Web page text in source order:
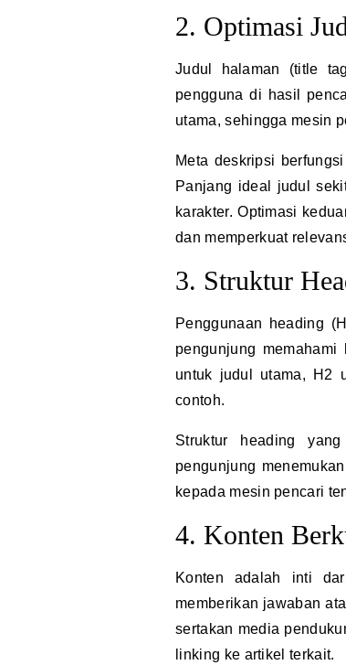
2. Optimasi
Judul halaman (title
pengguna di hasil
utama, sehingga mesin
Meta deskripsi
Panjang ideal judul
karakter. Optimasi
dan memperkuat
3. Struktur
Penggunaan heading
pengunjung
untuk judul utama, H2
contoh.
Struktur heading
pengunjung
kepada mesin pencari
4. Konten
Konten adalah inti
memberikan jawaban
sertakan media
linking ke artikel terkait.